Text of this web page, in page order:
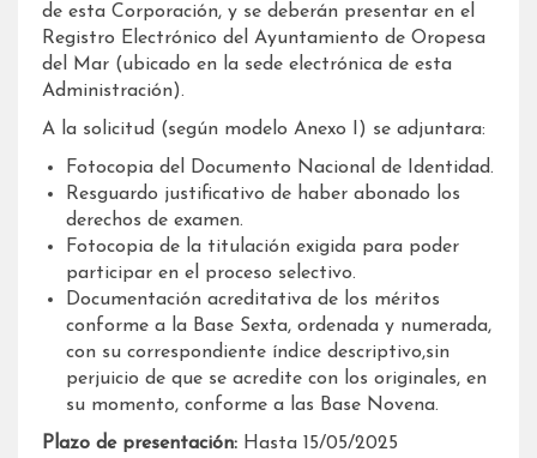
de esta Corporación, y se deberán presentar en el
Registro Electrónico del Ayuntamiento de Oropesa
del Mar (ubicado en la sede electrónica de esta
Administración).
A la solicitud (según modelo Anexo I) se adjuntara:
Fotocopia del Documento Nacional de Identidad.
Resguardo justificativo de haber abonado los
derechos de examen.
Fotocopia de la titulación exigida para poder
participar en el proceso selectivo.
Documentación acreditativa de los méritos
conforme a la Base Sexta, ordenada y numerada,
con su correspondiente índice descriptivo,sin
perjuicio de que se acredite con los originales, en
su momento, conforme a las Base Novena.
Plazo de presentación: Hasta 15/05/2025